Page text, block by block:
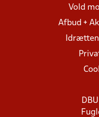
Vold
Afbud +